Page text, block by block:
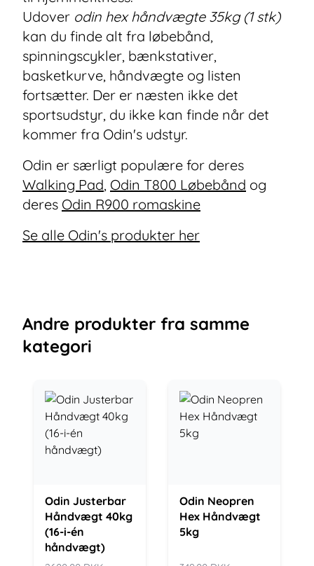
Udover odin hex håndvægte 35kg (1 stk)
kan du finde alt fra løbebånd,
spinningscykler, bænkstativer,
basketkurve, håndvægte og listen
fortsætter. Der er næsten ikke det
sportsudstyr, du ikke kan finde når det
kommer fra Odin's udstyr.
Odin er særligt populære for deres
Walking Pad, Odin T800 Løbebånd og
deres Odin R900 romaskine
Se alle Odin's produkter her
Andre produkter fra samme
kategori
Odin Justerbar
Håndvægt 40kg
(16-i-én
håndvægt)
Odin Neopren
Hex Håndvægt
5kg